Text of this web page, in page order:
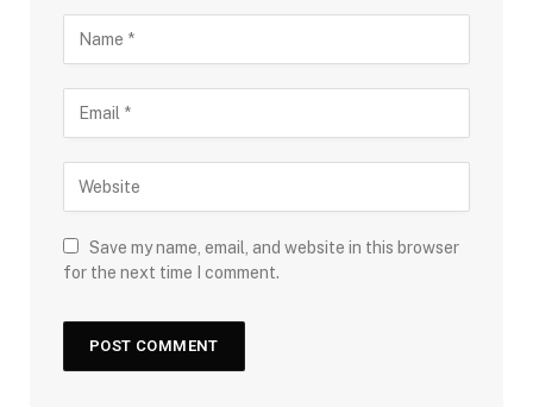
Save my name, email, and website in this browser
for the next time I comment.